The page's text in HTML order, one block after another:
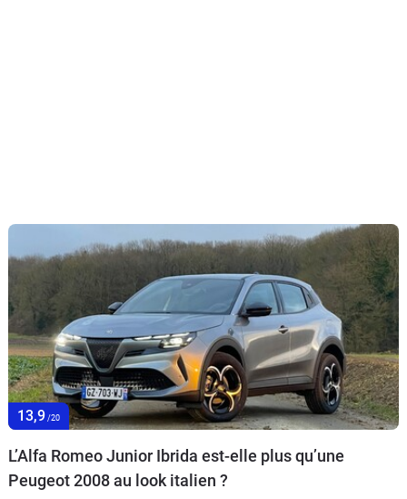
13,9 /20
L’Alfa Romeo Junior Ibrida est-elle plus qu’une
Peugeot 2008 au look italien ?